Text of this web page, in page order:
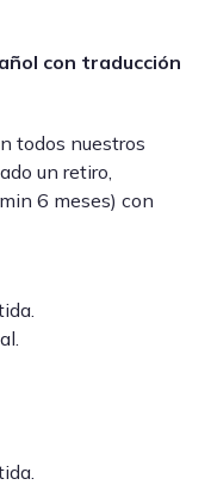
con traducción
todos nuestros
un retiro,
6 meses) con